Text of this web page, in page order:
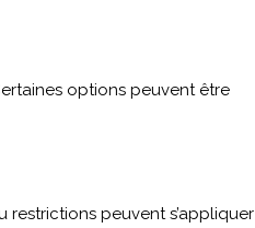
options peuvent être
restrictions peuvent s’appliquer